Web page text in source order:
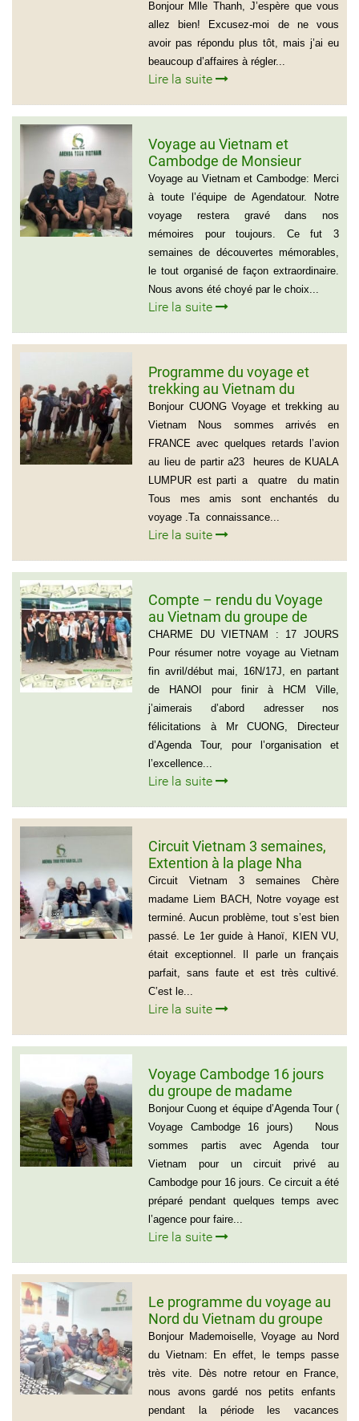
Bonjour Mlle Thanh, J’espère que vous
allez bien! Excusez-moi de ne vous
avoir pas répondu plus tôt, mais j’ai eu
beaucoup d’affaires à régler...
Lire la suite
Voyage au Vietnam et
Cambodge de Monsieur
Sylvain Forest
Voyage au Vietnam et Cambodge: Merci
à toute l’équipe de Agendatour. Notre
voyage restera gravé dans nos
mémoires pour toujours. Ce fut 3
semaines de découvertes mémorables,
le tout organisé de façon extraordinaire.
Nous avons été choyé par le choix...
Lire la suite
Programme du voyage et
trekking au Vietnam du
groupe d’amis de Mr Louis
COURTESOLLE (14
personnes)
Bonjour CUONG Voyage et trekking au
Vietnam Nous sommes arrivés en
FRANCE avec quelques retards l’avion
au lieu de partir a23 heures de KUALA
LUMPUR est parti a quatre du matin
Tous mes amis sont enchantés du
voyage .Ta connaissance...
Lire la suite
Compte – rendu du Voyage
au Vietnam du groupe de
Madame ANNA BOVO
(Groupe de 21 personnes) –
Français
CHARME DU VIETNAM : 17 JOURS
Pour résumer notre voyage au Vietnam
fin avril/début mai, 16N/17J, en partant
de HANOI pour finir à HCM Ville,
j’aimerais d’abord adresser nos
félicitations à Mr CUONG, Directeur
d’Agenda Tour, pour l’organisation et
l’excellence...
Lire la suite
Circuit Vietnam 3 semaines,
Extention à la plage Nha
Trang, Groupe de Mr Jean-
Pierre KERLING Téléphone en
France: 06 13 01 66 06
Circuit Vietnam 3 semaines Chère
madame Liem BACH, Notre voyage est
terminé. Aucun problème, tout s’est bien
passé. Le 1er guide à Hanoï, KIEN VU,
était exceptionnel. Il parle un français
parfait, sans faute et est très cultivé.
C’est le...
Lire la suite
Voyage Cambodge 16 jours
du groupe de madame
Danielle et Monsieur Jean
Luc 0033 – 06 88 20 18 95
Bonjour Cuong et équipe d’Agenda Tour (
Voyage Cambodge 16 jours) Nous
sommes partis avec Agenda tour
Vietnam pour un circuit privé au
Cambodge pour 16 jours. Ce circuit a été
préparé pendant quelques temps avec
l’agence pour faire...
Lire la suite
Le programme du voyage au
Nord du Vietnam du groupe
de Madame Jacqueline
MONTAGNE
Bonjour Mademoiselle, Voyage au Nord
du Vietnam: En effet, le temps passe
très vite. Dès notre retour en France,
nous avons gardé nos petits enfants
pendant la période les vacances